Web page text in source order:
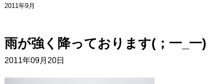
2011年9月
雨が強く降っております(；一_一)
2011年09月20日